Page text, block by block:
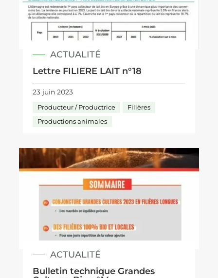
ACTUALITÉ
Lettre FILIERE LAIT n°18
23 juin 2023
Producteur / Productrice
Filières
Productions animales
ACTUALITÉ
Bulletin technique Grandes